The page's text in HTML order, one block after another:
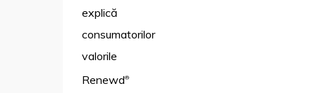
explică
consumatorilor
valorile
Renewd®